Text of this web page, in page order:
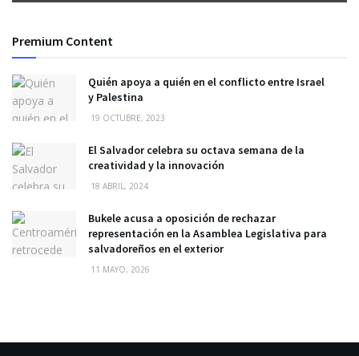
Premium Content
Quién apoya a quién en el conflicto entre Israel
y Palestina
19 OCTUBRE, 2023
El Salvador celebra su octava semana de la
creatividad y la innovación
18 ABRIL, 2024
Bukele acusa a oposición de rechazar
representación en la Asamblea Legislativa para
salvadoreños en el exterior
11 MAYO, 2026